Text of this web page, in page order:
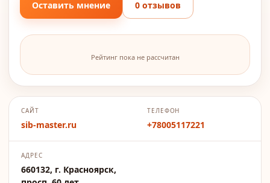
Оставить мнение 0 отзывов
Рейтинг пока не рассчитан
САЙТ
sib-master.ru
ТЕЛЕФОН
+78005117221
АДРЕС
660132, г. Красноярск,